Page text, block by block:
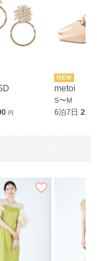
円
metoi
S〜M
6泊7日